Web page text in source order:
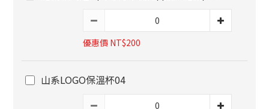
優惠價 NT$200
山系LOGO保溫杯04